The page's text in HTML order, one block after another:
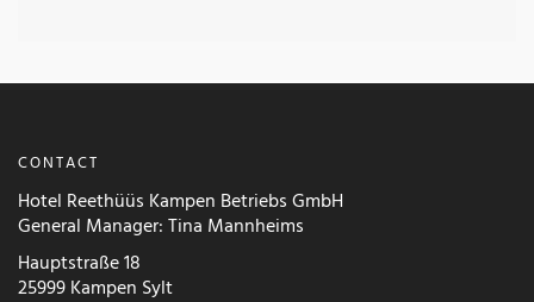
CONTACT
Hotel Reethüüs Kampen Betriebs GmbH
General Manager: Tina Mannheims
Hauptstraße 18
25999 Kampen Sylt